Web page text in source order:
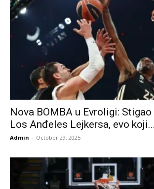
Nova BOMBA u Evroligi:
Los Anđeles Lejkersa, evo koji...
Admin - October 29, 2025